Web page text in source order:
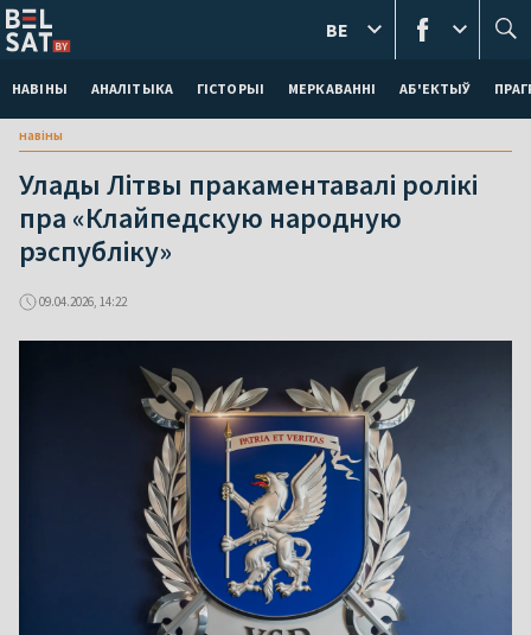
НАВІНЫ АНАЛІТЫКА ГІСТОРЫІ МЕРКАВАННI АБ'ЕКТЫЎ
BE
навіны
Улады Літвы пракаментавалі ролікі
пра «Клайпедскую народную
рэспубліку»
09.04.2026, 14:22